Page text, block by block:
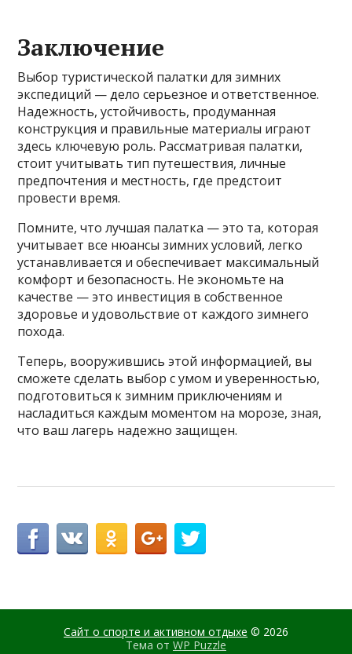
Заключение
Выбор туристической палатки для зимних
экспедиций — дело серьезное и ответственное.
Надежность, устойчивость, продуманная
конструкция и правильные материалы играют
здесь ключевую роль. Рассматривая палатки,
стоит учитывать тип путешествия, личные
предпочтения и местность, где предстоит
провести время.
Помните, что лучшая палатка — это та, которая
учитывает все нюансы зимних условий, легко
устанавливается и обеспечивает максимальный
комфорт и безопасность. Не экономьте на
качестве — это инвестиция в собственное
здоровье и удовольствие от каждого зимнего
похода.
Теперь, вооружившись этой информацией, вы
сможете сделать выбор с умом и уверенностью,
подготовиться к зимним приключениям и
насладиться каждым моментом на морозе, зная,
что ваш лагерь надежно защищен.
Сайт о спорте и активном отдыхе © 2026
Тема от WP Puzzle